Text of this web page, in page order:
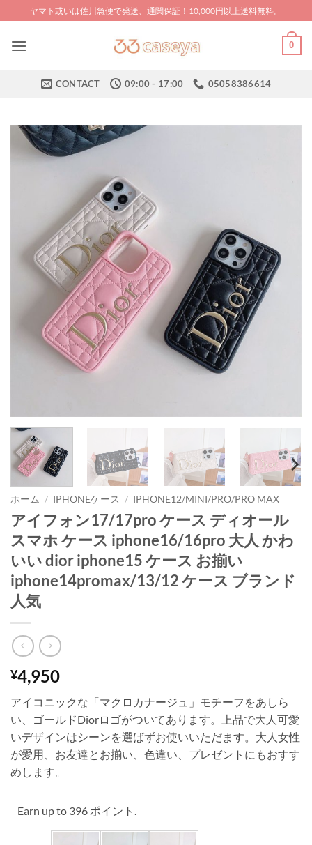
to
content
ヤマト或いは佐川急便で発送、通関保証！10,000円以上送料無料。
0
CONTACT 09:00 - 17:00 05058386614
ホーム / IPHONEケース / IPHONE12/MINI/PRO/PRO MAX
アイフォン17/17pro ケース ディオール
スマホ ケース iphone16/16pro 大人 かわ
いい dior iphone15 ケース お揃い
iphone14promax/13/12 ケース ブランド
人気
¥4,950
アイコニックな「マクロカナージュ」モチーフをあしら
い、ゴールドDiorロゴがついてあります。上品で大人可愛
いデザインはシーンを選ばずお使いいただます。大人女性
が愛用、お友達とお揃い、色違い、プレゼントにもおすす
めします。
Earn up to 396 ポイント.